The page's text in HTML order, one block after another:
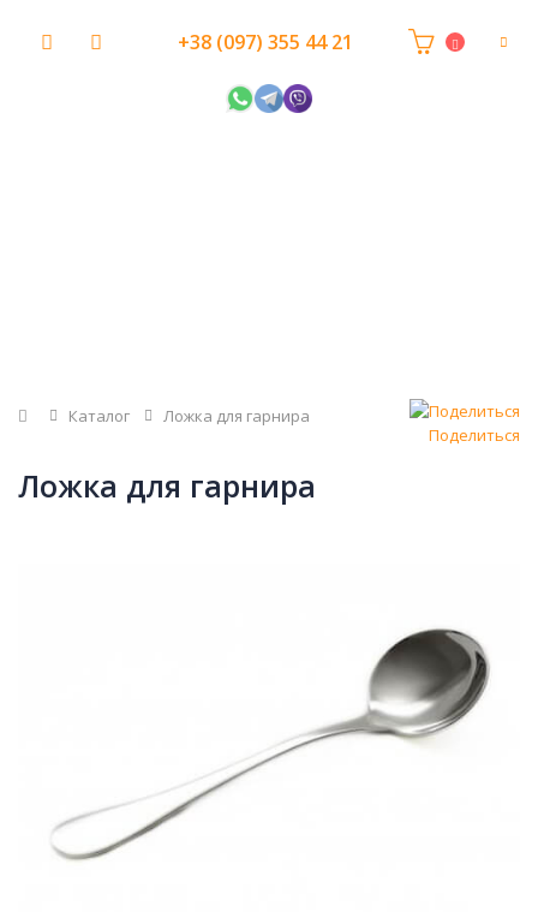
+38 (097) 355 44 21
Главная
Каталог
Ложка для гарнира
Поделиться
Ложка для гарнира